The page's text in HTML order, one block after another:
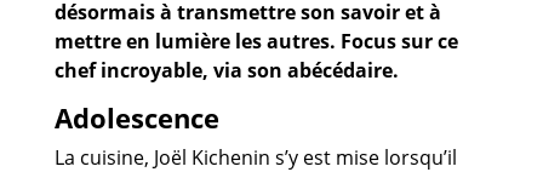
désormais à transmettre son savoir et à
mettre en lumière les autres. Focus surce
chef incroyable, via son abécédaire.
Adolescence
La cuisine, Joël Kichenin s’y est mise lorsqu’il